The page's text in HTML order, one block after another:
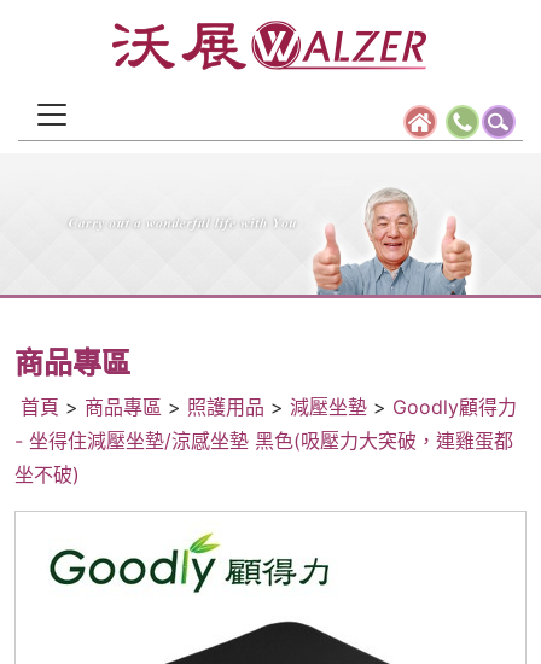
商品專區
首頁 > 商品專區 > 照護用品 > 減壓坐墊 > Goodly顧得力
- 坐得住減壓坐墊/涼感坐墊 黑色(吸壓力大突破，連雞蛋都
坐不破)